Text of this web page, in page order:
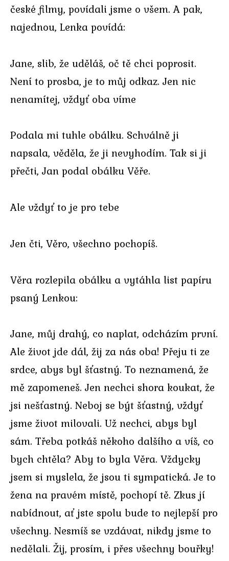
české filmy, povídali jsme o všem. A pak,
najednou, Lenka povídá:
Jane, slib, že uděláš, oč tě chci poprosit.
Není to prosba, je to můj odkaz. Jen nic
nenamítej, vždyť oba víme
Podala mi tuhle obálku. Schválně ji
napsala, věděla, že ji nevyhodím. Tak si ji
přečti, Jan podal obálku Věře.
Ale vždyť to je pro tebe
Jen čti, Věro, všechno pochopíš.
Věra rozlepila obálku a vytáhla list papíru
psaný Lenkou:
Jane, můj drahý, co naplat, odcházím první.
Ale život jde dál, žij za nás oba! Přeju ti ze
srdce, abys byl šťastný. To neznamená, že
mě zapomeneš. Jen nechci shora koukat, že
jsi nešťastný. Neboj se být šťastný, vždyť
jsme život milovali. Už nechci, abys byl
sám. Třeba potkáš někoho dalšího a víš, co
bych chtěla? Aby to byla Věra. Vždycky
jsem si myslela, že jsou ti sympatická. Je to
žena na pravém místě, pochopí tě. Zkus jí
nabídnout, ať jste spolu bude to nejlepší pro
všechny. Nesmíš se vzdávat, nikdy jsme to
nedělali. Žij, prosím, i přes všechny bouřky!